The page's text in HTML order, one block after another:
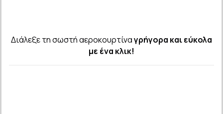
Διάλεξε τη σωστή αεροκουρτίναγρήγορα και εύκολα
με ένα κλικ!